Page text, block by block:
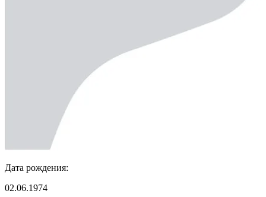
Дата рождения:
02.06.1974